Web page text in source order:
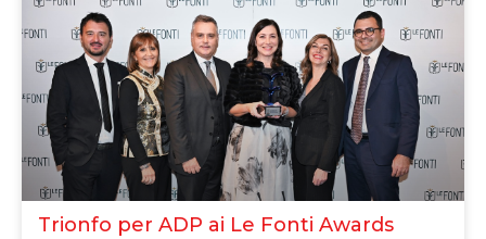
Trionfo per ADP ai Le Fonti Awards